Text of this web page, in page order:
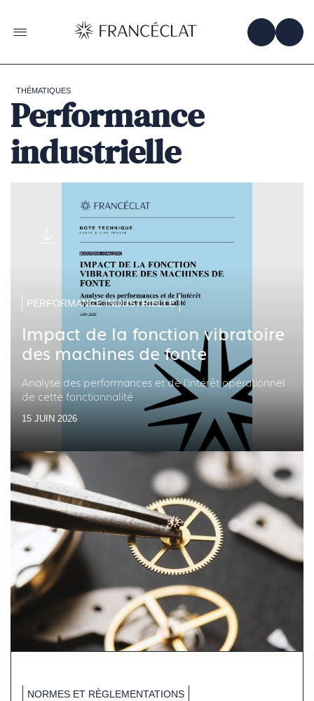
la
page
de
OBTENIR
THÉMATIQUES
Performance
industrielle
PERFORMANCE INDUSTRIELLE
Impact de la fonction vibratoire
des machines de fonte
Analyse des performances et de l’intérêt opérationnel
de cette fonctionnalité
15 JUIN 2026
NORMES ET RÈGLEMENTATIONS